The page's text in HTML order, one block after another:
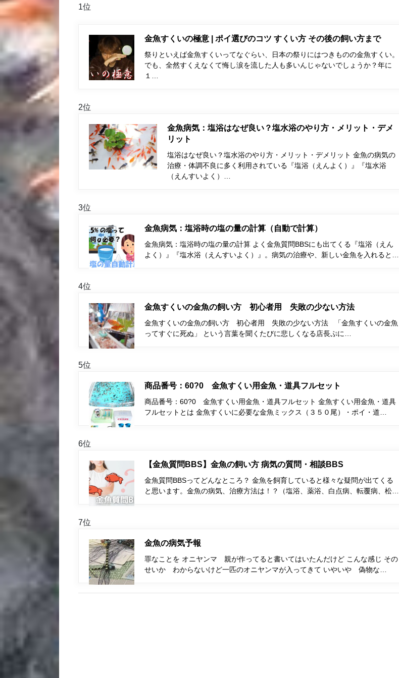
1位
金魚すくいの極意 | ポイ選びのコツ すくい方 その後の飼い方まで
祭りといえば金魚すくいってなぐらい、日本の祭りにはつきものの金魚すくい。
でも、全然すくえなくて悔し涙を流した人も多いんじゃないでしょうか？年に
１…
2位
金魚病気：塩浴はなぜ良い？塩水浴のやり方・メリット・デメ
リット
塩浴はなぜ良い？塩水浴のやり方・メリット・デメリット 金魚の病気の
治療・体調不良に多く利用されている『塩浴（えんよく）』『塩水浴
（えんすいよく）…
3位
金魚病気：塩浴時の塩の量の計算（自動で計算）
金魚病気：塩浴時の塩の量の計算 よく金魚質問BBSにも出てくる『塩浴（えん
よく）』『塩水浴（えんすいよく）』。病気の治療や、新しい金魚を入れると…
4位
金魚すくいの金魚の飼い方 初心者用 失敗の少ない方法
金魚すくいの金魚の飼い方 初心者用 失敗の少ない方法 「金魚すくいの金魚
ってすぐに死ぬ」 という言葉を聞くたびに悲しくなる店長ぷに…
5位
商品番号：60?0 金魚すくい用金魚・道具フルセット
商品番号：60?0 金魚すくい用金魚・道具フルセット 金魚すくい用金魚・道具
フルセットとは 金魚すくいに必要な金魚ミックス（３５０尾）・ポイ・道…
6位
【金魚質問BBS】金魚の飼い方 病気の質問・相談BBS
金魚質問BBSってどんなところ？ 金魚を飼育していると様々な疑問が出てくる
と思います。金魚の病気、治療方法は！？（塩浴、薬浴、白点病、転覆病、松…
7位
金魚の病気予報
罪なことを オニヤンマ 親が作ってると書いてはいたんだけど こんな感じ その
せいか わからないけど一匹のオニヤンマが入ってきて いやいや 偽物な…